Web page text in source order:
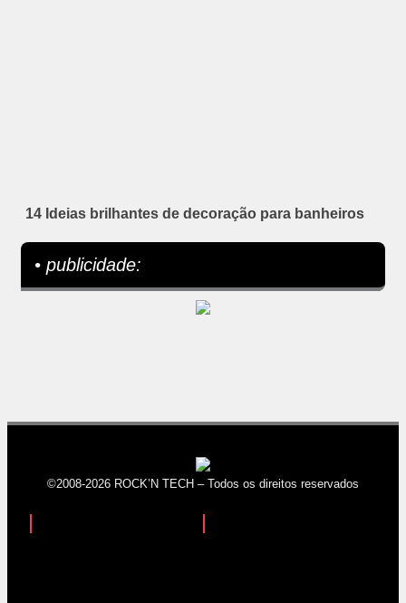
14 Ideias brilhantes de decoração para banheiros
• publicidade:
©2008-2026 ROCK’N TECH – Todos os direitos reservados